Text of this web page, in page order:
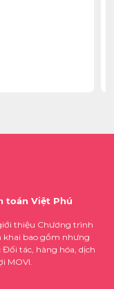
toán Việt Phú
thiệu Chương trình
khai bao gồm nhưng
tác, hàng hóa, dịch
MOVI.